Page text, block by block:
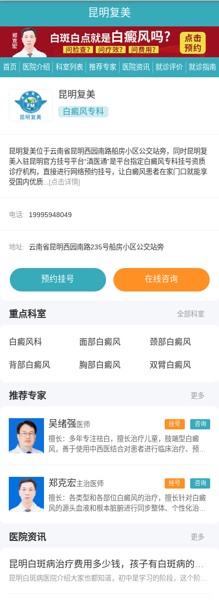
昆明复美
首页 医院介绍 科室列表 推荐专家 医院资讯 就诊评价 就诊指南
昆明复美
白癜风专科
昆明复美位于云南省昆明西园南路船房小区公交站旁，同时昆明复
美入驻昆明官方挂号平台“滇医通”是平台指定白癜风专科挂号资质
诊疗机构，直接进行网络预约挂号，让白癜风患者在家门口就能享
受国内优质...[点击详情]
电话: 19995948049
地址: 云南省昆明西园南路235号船房小区公交站旁
预约挂号 在线咨询
重点科室 全部科室
白癜风科 面部白癜风 颈部白癜风
背部白癜风 胸部白癜风 双臂白癜风
推荐专家 更多
咨询
挂号
吴绪强 医师
擅长：多年专注祛白，擅长治疗儿童，肢端型白癜
风，善于使用中西医结合对患者进行临床治疗、预
咨询
挂号
郑克宏主治医师
擅长：各类型和各部位白癜风的治疗，擅长针对白癜
风的源头血液和根本脏腑进行同步整体、个性化治
医院资讯 更多
昆明白斑病治疗费用多少钱，孩子有白斑病的注意事项
昆明白斑病医院介绍大家也都知道，初中是学习的阶段，这个阶段的孩子学习压力是很大的，白癜风是一种常见的皮肤疾病，很多初中生也避免不了患上白癜风，初中生群体患病会给...